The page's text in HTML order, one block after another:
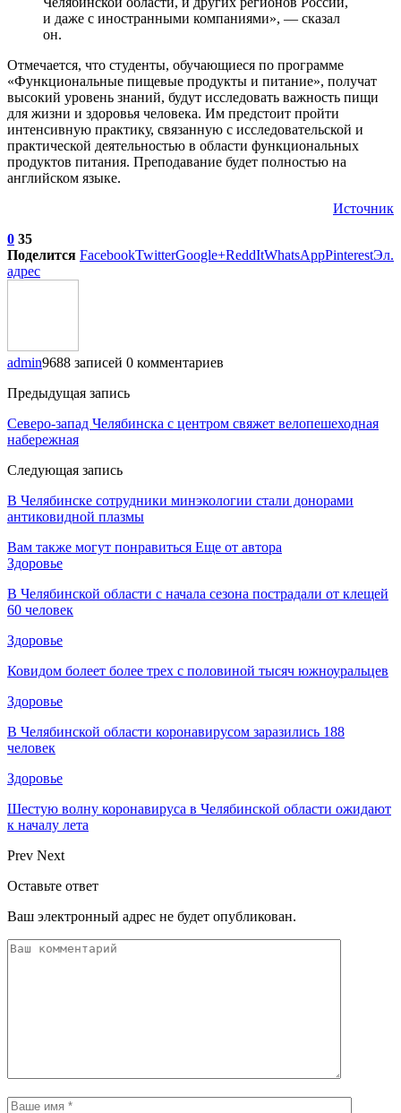
и даже с иностранными компаниями», — сказал
он.
Отмечается, что студенты, обучающиеся по программе
«Функциональные пищевые продукты и питание», получат
высокий уровень знаний, будут исследовать важность пищи
для жизни и здоровья человека. Им предстоит пройти
интенсивную практику, связанную с исследовательской и
практической деятельностью в области функциональных
продуктов питания. Преподавание будет полностью на
английском языке.
Источник
0 35
Поделится FacebookTwitterGoogle+ReddItWhatsAppPinterestЭл.
адрес
admin9688 записей 0 комментариев
Предыдущая запись
Северо-запад Челябинска с центром свяжет велопешеходная
набережная
Следующая запись
В Челябинске сотрудники минэкологии стали донорами
антиковидной плазмы
Вам также могут понравиться Еще от автора
Здоровье
В Челябинской области с начала сезона пострадали от клещей
60 человек
Здоровье
Ковидом болеет более трех с половиной тысяч южноуральцев
Здоровье
В Челябинской области коронавирусом заразились 188
человек
Здоровье
Шестую волну коронавируса в Челябинской области ожидают
к началу лета
Prev Next
Оставьте ответ
Ваш электронный адрес не будет опубликован.